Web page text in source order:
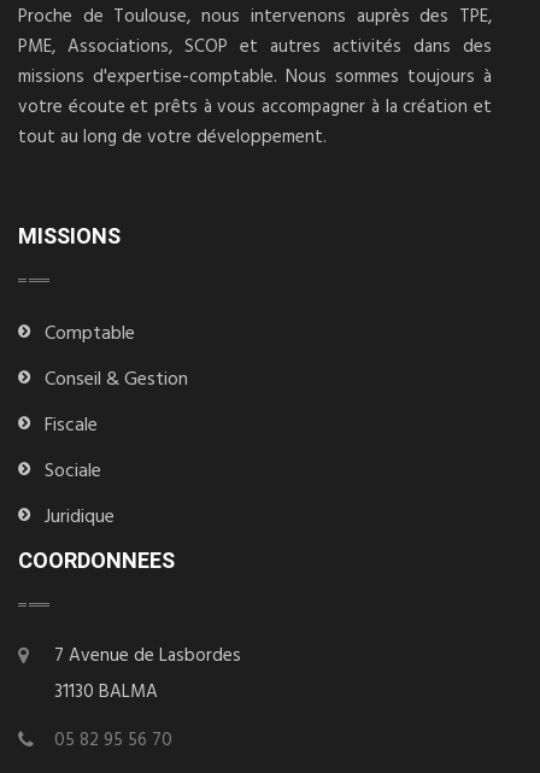
Proche de Toulouse, nous intervenons auprès des TPE,
PME, Associations, SCOP et autres activités dans des
missions d'expertise-comptable. Nous sommes toujours à
votre écoute et prêts à vous accompagner à la création et
tout au long de votre développement.
MISSIONS
Comptable
Conseil & Gestion
Fiscale
Sociale
Juridique
COORDONNEES
7 Avenue de Lasbordes
31130 BALMA
05 82 95 56 70